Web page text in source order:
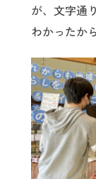
が、文字通
わかったか